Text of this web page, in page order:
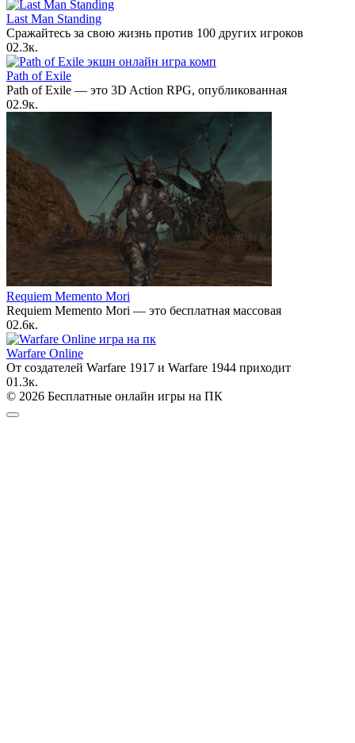
Last Man Standing
Сражайтесь за свою жизнь против 100 других игроков
02.3к.
Path of Exile
Path of Exile — это 3D Action RPG, опубликованная
02.9к.
Requiem Memento Mori
Requiem Memento Mori — это бесплатная массовая
02.6к.
Warfare Online
От создателей Warfare 1917 и Warfare 1944 приходит
01.3к.
© 2026 Бесплатные онлайн игры на ПК